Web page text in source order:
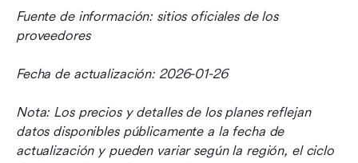
Fuente de información: sitios oficiales de los
proveedores
Fecha de actualización: 2026-01-26
Nota: Los precios y detalles de los planes reflejan
datos disponibles públicamente a la fecha de
actualización y pueden variar según la región, el ciclo